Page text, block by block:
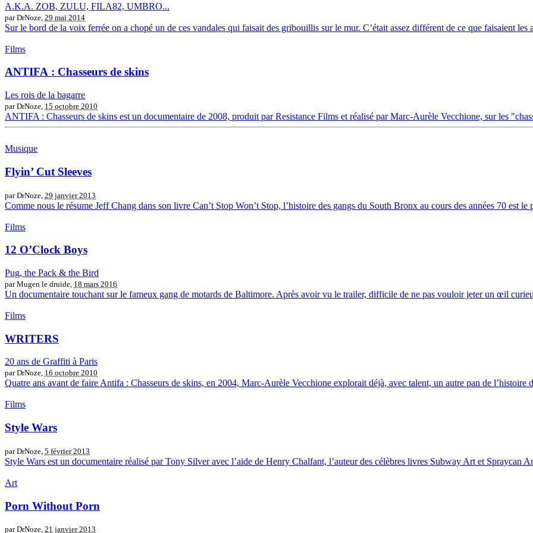
A.K.A. ZOB, ZULU, FILA82, UMBRO...
par DrNoze, 29 mai 2014
Sur le bord de la voix ferrée on a chopé un de ces vandales qui faisait des gribouillis sur le mur. C’était assez différent de ce que faisaient les
Films
ANTIFA : Chasseurs de skins
Les rois de la bagarre
par DrNoze, 15 octobre 2010
ANTIFA : Chasseurs de skins est un documentaire de 2008, produit par Resistance Films et réalisé par Marc-Aurèle Vecchione, sur les
Musique
Flyin’ Cut Sleeves
par DrNoze, 29 janvier 2013
Comme nous le résume Jeff Chang dans son livre Can’t Stop Won’t Stop, l’histoire des gangs du South Bronx au cours des années 70 est le
Films
12 O’Clock Boys
Pug, the Pack & the Bird
par Mugen le druide, 18 mars 2016
Un documentaire touchant sur le fameux gang de motards de Baltimore. Après avoir vu le trailer, difficile de ne pas vouloir jeter un œil
Films
WRITERS
20 ans de Graffiti à Paris
par DrNoze, 16 octobre 2010
Quatre ans avant de faire Antifa : Chasseurs de skins, en 2004, Marc-Aurèle Vecchione explorait déjà, avec talent, un autre pan de l’histoire
Films
Style Wars
par DrNoze, 5 février 2013
Style Wars est un documentaire réalisé par Tony Silver avec l’aide de Henry Chalfant, l’auteur des célèbres livres Subway Art et Spraycan
Art
Porn Without Porn
par DrNoze, 21 janvier 2013